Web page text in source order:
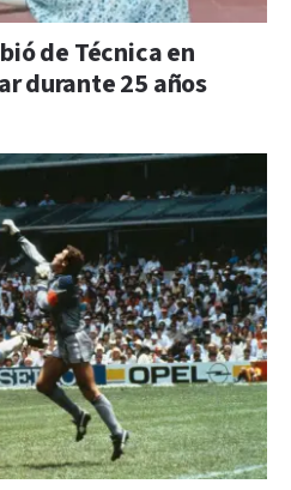
de Técnica en
durante 25 años